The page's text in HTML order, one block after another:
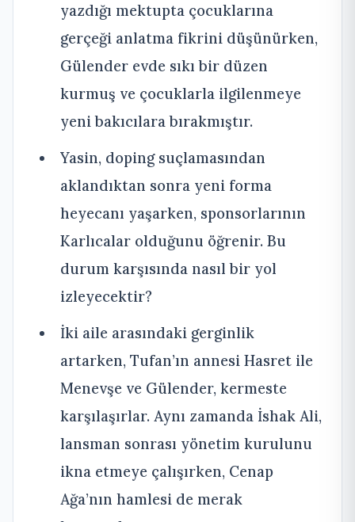
yazdığı mektupta çocuklarına
gerçeği anlatma fikrini düşünürken,
Gülender evde sıkı bir düzen
kurmuş ve çocuklarla ilgilenmeye
yeni bakıcılara bırakmıştır.
Yasin, doping suçlamasından
aklandıktan sonra yeni forma
heyecanı yaşarken, sponsorlarının
Karlıcalar olduğunu öğrenir. Bu
durum karşısında nasıl bir yol
izleyecektir?
İki aile arasındaki gerginlik
artarken, Tufan’ın annesi Hasret ile
Menevşe ve Gülender, kermeste
karşılaşırlar. Aynı zamanda İshak Ali,
lansman sonrası yönetim kurulunu
ikna etmeye çalışırken, Cenap
Ağa’nın hamlesi de merak